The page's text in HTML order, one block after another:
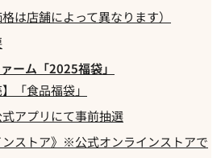
は店舗によって異なります）
ーム「2025福袋」
「食品福袋」
アプリにて事前抽選
ンストア》※公式オンラインストアで